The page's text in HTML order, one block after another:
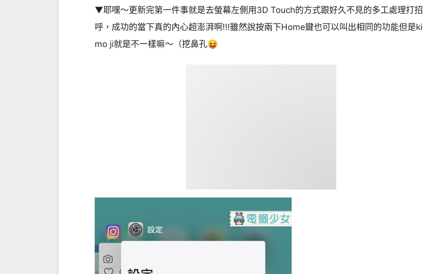
▼耶嘿～更新完第一件事就是去螢幕左側用3D Touch的方式跟好久不見的多工處理打招
呼，成功的當下真的內心超澎湃啊!!!雖然說按兩下Home鍵也可以叫出相同的功能但是ki
mo ji就是不一樣嘛～（挖鼻孔😝